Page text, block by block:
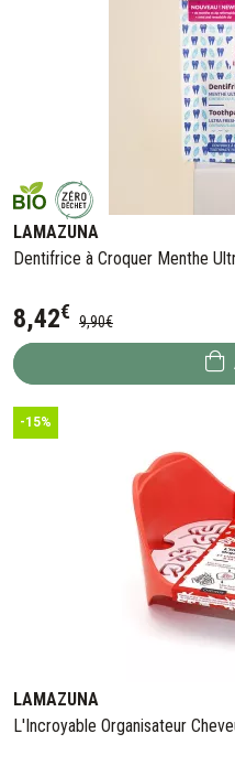
LAMAZUNA
Dentifrice à Croquer Menthe
8,42€ 9,90€
-15%
LAMAZUNA
L'Incroyable Organisateur